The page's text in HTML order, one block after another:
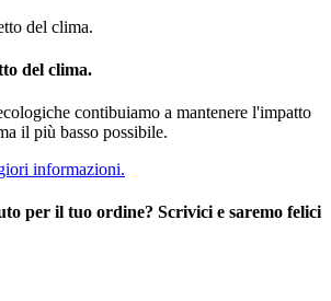
del clima.
contibuiamo a mantenere l'impatto
il più basso possibile.
informazioni.
per il tuo ordine? Scrivici e saremo felici